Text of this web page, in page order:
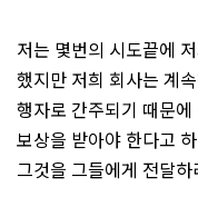
저는 몇번의 시도끝에
했지만 저희 회사는 계
행자로 간주되기 때문
보상을 받아야 한다고
그것을 그들에게 전달